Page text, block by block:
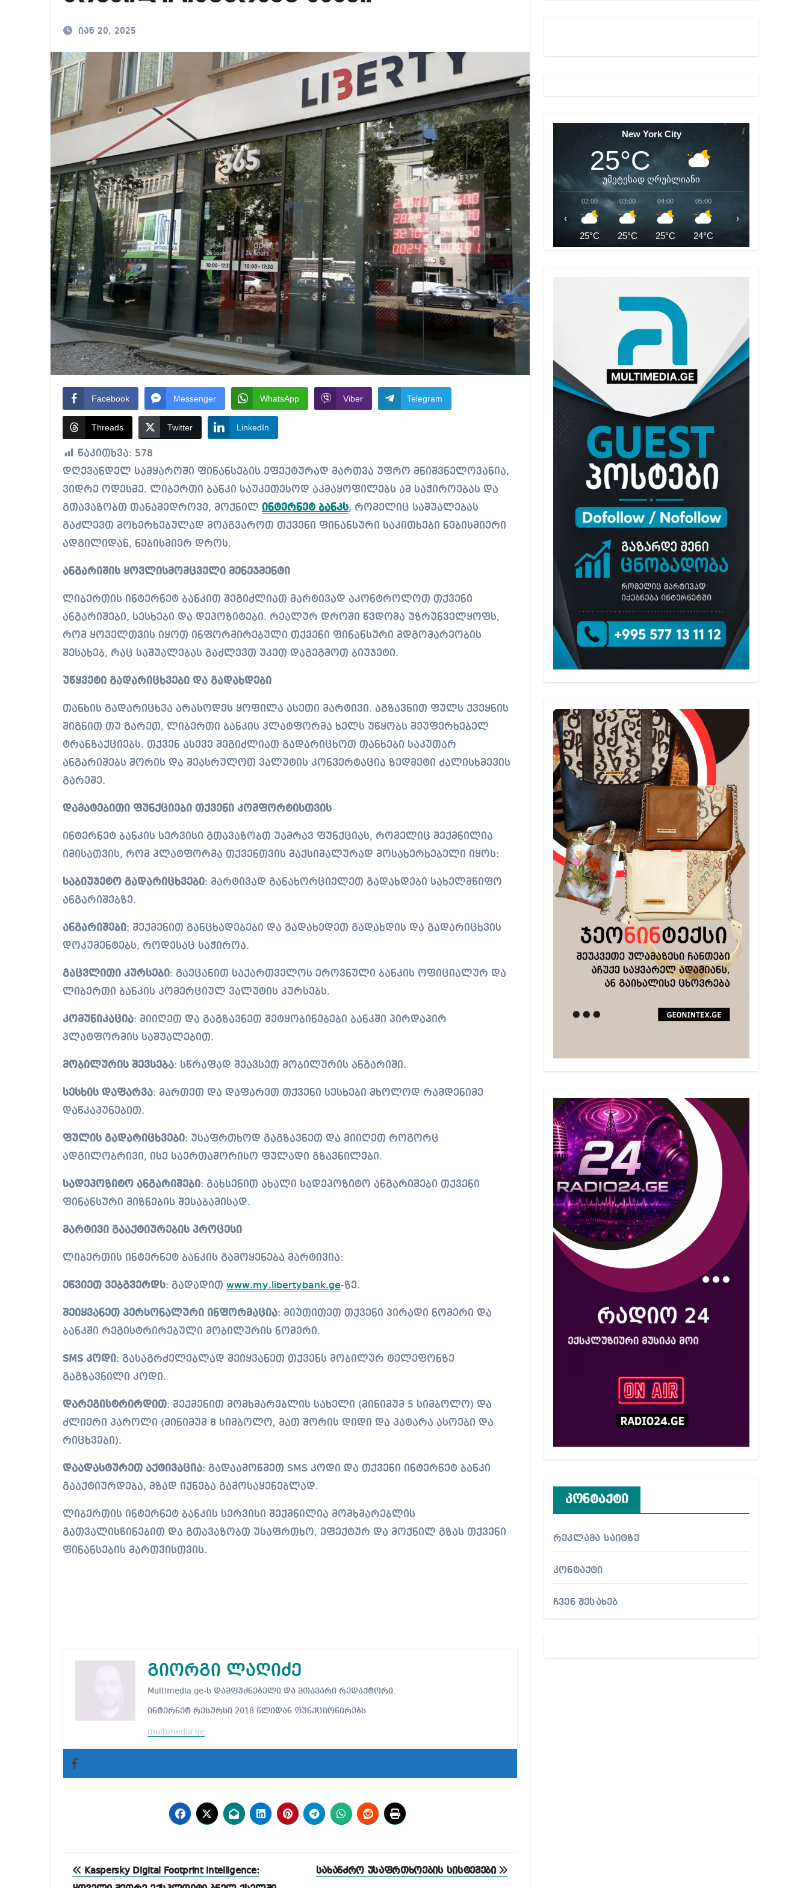
თბილისში “გლოვო”-ს კურიერს თავს დაესხნენ
იან 20, 2025
Facebook Messenger WhatsApp Viber Telegram
Threads Twitter LinkedIn
წაკითხვა: 578
დღევანდელ სამყაროში ფინანსების ეფექტურად მართვა უფრო მნიშვნელოვანია,
ვიდრე ოდესმე. ლიბერთი ბანკი საუკეთესოდ აკმაყოფილებს ამ საჭიროებას და
გთავაზობთ თანამედროვე, მოქნილ ინტერნეტ ბანკს, რომელიც საშუალებას
გაძლევთ მოხერხებულად მოაგვაროთ თქვენი ფინანსური საკითხები ნებისმიერი
ადგილიდან, ნებისმიერ დროს.
ანგარიშის ყოვლისმომცველი მენეჯმენტი
ლიბერთის ინტერნეტ ბანკით შეგიძლიათ მარტივად აკონტროლოთ თქვენი
ანგარიშები, სესხები და დეპოზიტები. რეალურ დროში წვდომა უზრუნველყოფს,
რომ ყოველთვის იყოთ ინფორმირებული თქვენი ფინანსური მდგომარეობის
შესახებ, რაც საშუალებას გაძლევთ უკეთ დაგეგმოთ ბიუჯეტი.
უწყვეტი გადარიცხვები და გადახდები
თანხის გადარიცხვა არასოდეს ყოფილა ასეთი მარტივი. აგზავნით ფულს ქვეყნის
შიგნით თუ გარეთ, ლიბერთი ბანკის პლატფორმა ხელს უწყობს შეუფერხებელ
ტრანზაქციებს. თქვენ ასევე შეგიძლიათ გადარიცხოთ თანხები საკუთარ
ანგარიშებს შორის და შეასრულოთ ვალუტის კონვერტაცია ზედმეტი ძალისხმევის
გარეშე.
დამატებითი ფუნქციები თქვენი კომფორტისთვის
ინტერნეტ ბანკის სერვისი გთავაზობთ უამრავ ფუნქციას, რომელიც შექმნილია
იმისათვის, რომ პლატფორმა თქვენთვის მაქსიმალურად მოსახერხებელი იყოს:
საბიუჯეტო გადარიცხვები: მარტივად განახორციელეთ გადახდები სახელმწიფო
ანგარიშებზე.
ანგარიშები: შექმენით განცხადებები და გადახედეთ გადახდის და გადარიცხვის
დოკუმენტებს, როდესაც საჭიროა.
გაცვლითი კურსები: გაეცანით საქართველოს ეროვნული ბანკის ოფიციალურ და
ლიბერთი ბანკის კომერციულ ვალუტის კურსებს.
კომუნიკაცია: მიიღეთ და გაგზავნეთ შეტყობინებები ბანკში პირდაპირ
პლატფორმის საშუალებით.
მობილურის შევსება: სწრაფად შეავსეთ მობილურის ანგარიში.
სესხის დაფარვა: მართეთ და დაფარეთ თქვენი სესხები მხოლოდ რამდენიმე
დაწკაპუნებით.
ფულის გადარიცხვები: უსაფრთხოდ გაგზავნეთ და მიიღეთ როგორც
ადგილობრივი, ისე საერთაშორისო ფულადი გზავნილები.
სადეპოზიტო ანგარიშები: გახსენით ახალი სადეპოზიტო ანგარიშები თქვენი
ფინანსური მიზნების შესაბამისად.
მარტივი გააქტიურების პროცესი
ლიბერთის ინტერნეტ ბანკის გამოყენება მარტივია:
ეწვიეთ ვებგვერდს: გადადით www.my.libertybank.ge-ზე.
შეიყვანეთ პერსონალური ინფორმაცია: მიუთითეთ თქვენი პირადი ნომერი და
ბანკში რეგისტრირებული მობილურის ნომერი.
SMS კოდი: გასაგრძელებლად შეიყვანეთ თქვენს მობილურ ტელეფონზე
გაგზავნილი კოდი.
დარეგისტრირდით: შექმენით მომხმარებლის სახელი (მინიმუმ 5 სიმბოლო) და
ძლიერი პაროლი (მინიმუმ 8 სიმბოლო, მათ შორის დიდი და პატარა ასოები და
რიცხვები).
დაადასტურეთ აქტივაცია: გადაამოწმეთ SMS კოდი და თქვენი ინტერნეტ ბანკი
გააქტიურდება, მზად იქნება გამოსაყენებლად.
ლიბერთის ინტერნეტ ბანკის სერვისი შექმნილია მომხმარებლის
გათვალისწინებით და გთავაზობთ უსაფრთხო, ეფექტურ და მოქნილ გზას თქვენი
ფინანსების მართვისთვის.
გიორგი ლაღიძე
Multimedia.ge-ს დამფუძნებელი და მთავარი რედაქტორი.
ინტერნეტ რესურსი 2018 წლიდან ფუნქციონირებს
multimedia.ge
პოსტის
Kaspersky Digital Footprint Intelligence:
სახანძრო უსაფრთხოების სისტემები
New York City
25°C
უმეტესად ღრუბლიანი
02:00
25°C
03:00
25°C
04:00
25°C
05:00
24°C
‹ ›
კონტაქტი
რეკლამა საიტზე
კონტაქტი
ჩვენ შესახებ